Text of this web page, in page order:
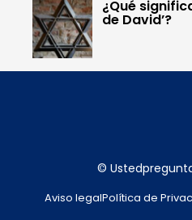
¿Qué
de David’?
©
Aviso legalPolítica de